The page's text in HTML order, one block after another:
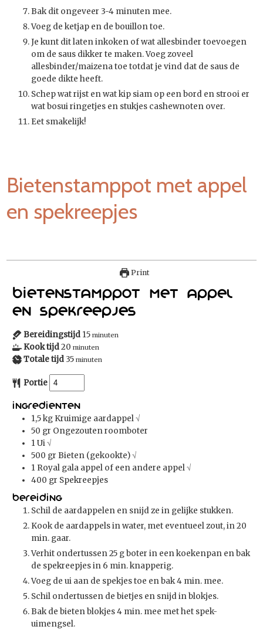
Bak dit ongeveer 3-4 minuten mee.
Voeg de ketjap en de bouillon toe.
Je kunt dit laten inkoken of wat allesbinder toevoegen
om de saus dikker te maken. Voeg zoveel
allesbinder/maizena toe totdat je vind dat de saus de
goede dikte heeft.
Schep wat rijst en wat kip siam op een bord en strooi er
wat bosui ringetjes en stukjes cashewnoten over.
Eet smakelijk!
Bietenstamppot met appel
en spekreepjes
Print
Bietenstamppot met appel
en spekreepjes
Bereidingstijd 15 minuten
Kook tijd20 minuten
Totale tijd 35 minuten
Portie
Ingredienten
1,5kg Kruimige aardappel√
50 gr Ongezouten roomboter
1Ui√
500 gr Bieten (gekookte)√
1 Royal gala appel of een andere appel√
400 gr Spekreepjes
Bereiding
Schil de aardappelen en snijd ze in gelijke stukken.
Kook de aardappels in water, met eventueel zout, in 20
min. gaar.
Verhit ondertussen 25 g boter in een koekenpan en bak
de spekreepjes in 6 min. knapperig.
Voeg de ui aan de spekjes toe en bak 4 min. mee.
Schil ondertussen de bietjes en snijd in blokjes.
Bak de bieten blokjes 4 min. mee met het spek-
uimengsel.